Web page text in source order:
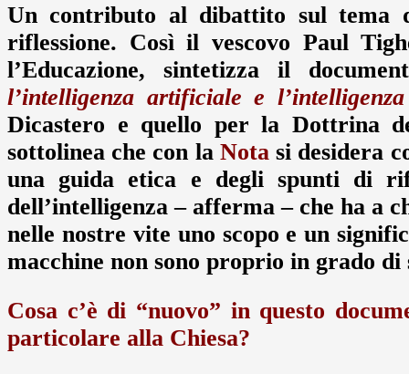
Un contributo al dibattito sul tema
riflessione. Così il vescovo Paul
l’Educazione, sintetizza il
l’intelligenza artificiale e
Dicastero e quello per la Dottrina
sottolinea che con la Nota si desidera
una guida etica e degli spunti di
dell’intelligenza – afferma – che ha a
nelle nostre vite uno scopo e un
macchine non sono proprio in grado di
Cosa c’è di “nuovo” in questo
particolare alla Chiesa?